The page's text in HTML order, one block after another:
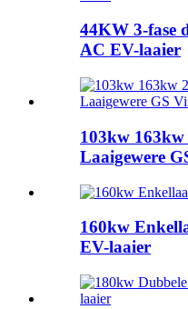
44KW 3-fase
AC EV-laaier
103kw
Laaigewere
160kw
EV-laaier